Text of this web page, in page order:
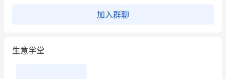
加入群聊
生意学堂